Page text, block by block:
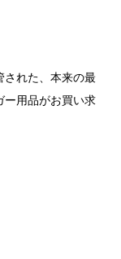
された、本来の最
ー用品がお買い求